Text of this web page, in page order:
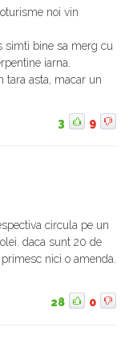
noi vin
simti bine sa merg cu
iarna.
tara asta, macar un
3 9
circula pe un
daca sunt 20 de
nici o amenda.
28 0